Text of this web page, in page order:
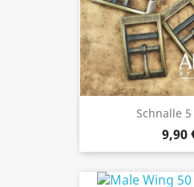
Schnalle 5
9,90